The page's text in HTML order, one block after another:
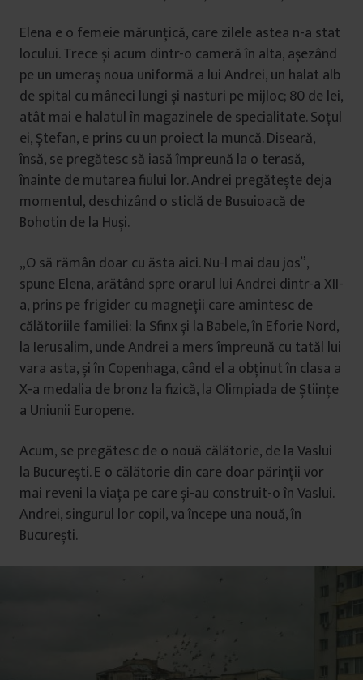
Elena e o femeie mărunțică, care zilele astea n-a stat
locului. Trece și acum dintr-o cameră în alta, așezând
pe un umeraș noua uniformă a lui Andrei, un halat alb
de spital cu mâneci lungi și nasturi pe mijloc; 80 de lei,
atât mai e halatul în magazinele de specialitate. Soțul
ei, Ștefan, e prins cu un proiect la muncă. Diseară,
însă, se pregătesc să iasă împreună la o terasă,
înainte de mutarea fiului lor. Andrei pregătește deja
momentul, deschizând o sticlă de Busuioacă de
Bohotin de la Huși.
„O să rămân doar cu ăsta aici. Nu-l mai dau jos”,
spune Elena, arătând spre orarul lui Andrei dintr-a XII-
a, prins pe frigider cu magneții care amintesc de
călătoriile familiei: la Sfinx și la Babele, în Eforie Nord,
la Ierusalim, unde Andrei a mers împreună cu tatăl lui
vara asta, și în Copenhaga, când el a obținut în clasa a
X-a medalia de bronz la fizică, la Olimpiada de Științe
a Uniunii Europene.
Acum, se pregătesc de o nouă călătorie, de la Vaslui
la București. E o călătorie din care doar părinții vor
mai reveni la viața pe care și-au construit-o în Vaslui.
Andrei, singurul lor copil, va începe una nouă, în
București.